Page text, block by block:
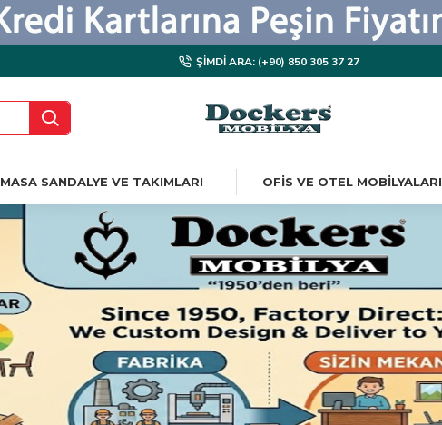
ŞIMDI ARA: (+90) 850 305 37 27
MASA SANDALYE VE TAKIMLARI OFIS VE OTEL MOBILYALARI